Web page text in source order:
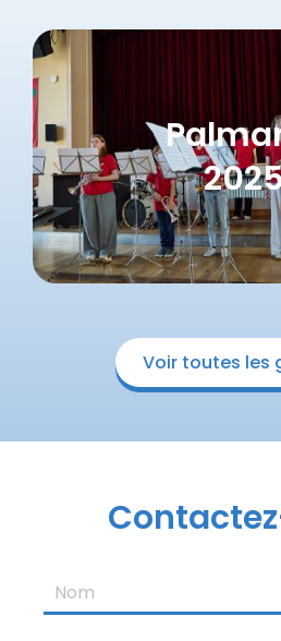
lors d'un concert qui
Voir toutes les